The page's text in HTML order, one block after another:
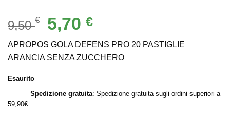
9,50€
Il
prezzo
originale
era:
5,70€Il
attuale
è:
APROPOS GOLA DEFENS PRO 20 PASTIGLIE
ARANCIA SENZA ZUCCHERO
Esaurito
Spedizione gratuita: Spedizione gratuita sugli ordini superiori a
59,90€